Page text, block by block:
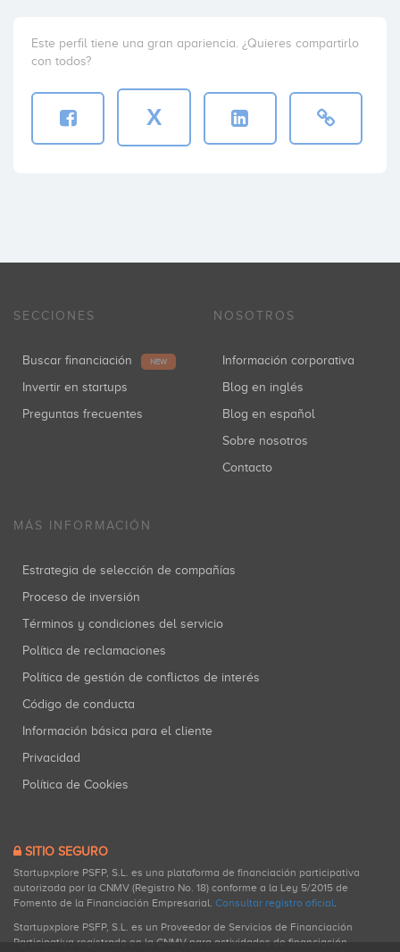
Este perfil tiene una gran apariencia. ¿Quieres compartirlo
con todos?
X
SECCIONES
Buscar financiación NEW
Invertir en startups
Preguntas frecuentes
NOSOTROS
Información corporativa
Blog en inglés
Blog en español
Sobre nosotros
Contacto
MÁS INFORMACIÓN
Estrategia de selección de compañías
Proceso de inversión
Términos y condiciones del servicio
Política de reclamaciones
Política de gestión de conflictos de interés
Código de conducta
Información básica para el cliente
Privacidad
Política de Cookies
SITIO SEGURO
Startupxplore PSFP, S.L. es una plataforma de financiación participativa
autorizada por la CNMV (Registro No. 18) conforme a la Ley 5/2015 de
Fomento de la Financiación Empresarial. Consultar registro oficial.
Startupxplore PSFP, S.L. es un Proveedor de Servicios de Financiación
Participativa registrado en la CNMV para actividades de financiación